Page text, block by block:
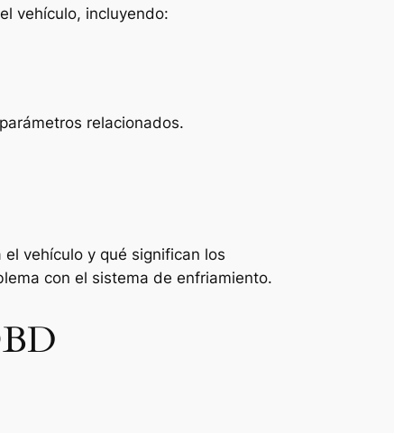
vehículo, incluyendo:
relacionados.
vehículo y qué significan los
con el sistema de enfriamiento.